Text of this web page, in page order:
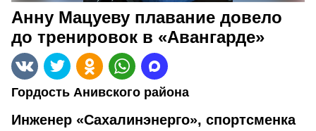
Анну Мацуеву плавание довело
до тренировок в «Авангарде»
Гордость Анивского района
Инженер «Сахалинэнерго», спортсменка